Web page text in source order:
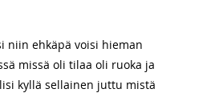
niin ehkäpä voisi hieman
missä oli tilaa oli ruoka ja
kyllä sellainen juttu mistä